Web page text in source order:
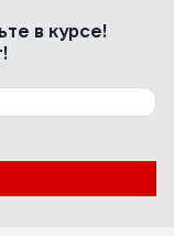
в курсе!